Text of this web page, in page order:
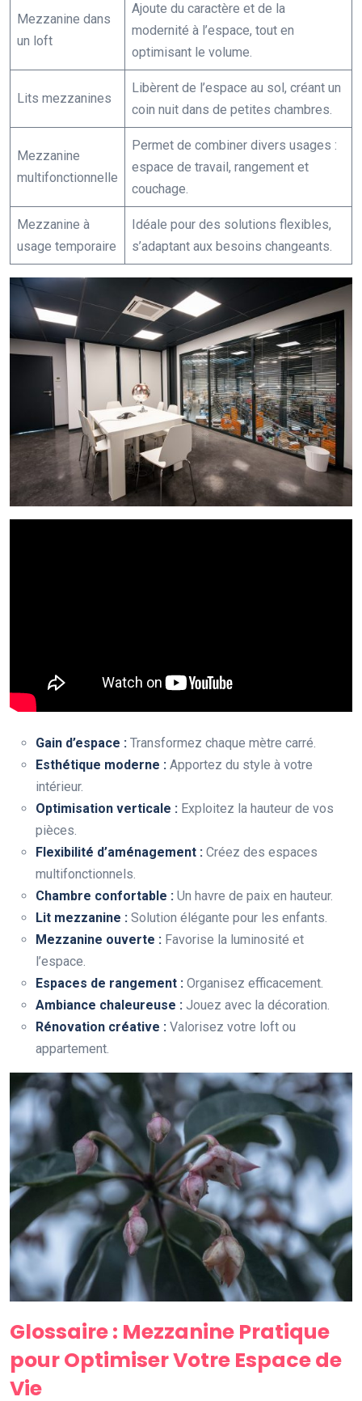
Mezzanine dans
un loft
Ajoute du caractère et de la
modernité à l’espace, tout en
optimisant le volume.
Lits mezzanines
Libèrent de l’espace au sol, créant un
coin nuit dans de petites chambres.
Mezzanine
multifonctionnelle
Permet de combiner divers usages :
espace de travail, rangement et
couchage.
Mezzanine à
usage temporaire
Idéale pour des solutions flexibles,
s’adaptant aux besoins changeants.
Gain d’espace : Transformez chaque mètre carré.
Esthétique moderne : Apportez du style à votre
intérieur.
Optimisation verticale : Exploitez la hauteur de vos
pièces.
Flexibilité d’aménagement : Créez des espaces
multifonctionnels.
Chambre confortable : Un havre de paix en hauteur.
Lit mezzanine : Solution élégante pour les enfants.
Mezzanine ouverte : Favorise la luminosité et
l’espace.
Espaces de rangement : Organisez efficacement.
Ambiance chaleureuse : Jouez avec la décoration.
Rénovation créative : Valorisez votre loft ou
appartement.
Glossaire : Mezzanine Pratique
pour Optimiser Votre Espace de
Vie